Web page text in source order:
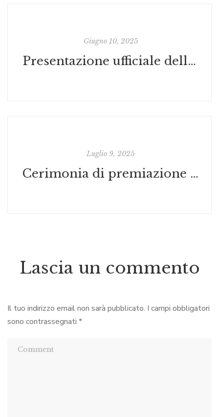
Giugno 10, 2025
Presentazione ufficiale della graphic novel TRA LE MIE BRACCIA di Rachele Tribuzi
Luglio 9, 2025
Cerimonia di premiazione degli autori di SHOTS e CALCO 25
Lascia un commento
Il tuo indirizzo email non sarà pubblicato. I campi obbligatori
sono contrassegnati *